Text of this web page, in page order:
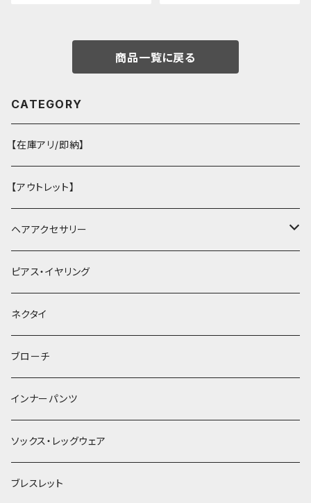
商品一覧に戻る
CATEGORY
【在庫アリ/即納】
【アウトレット】
ヘアアクセサリー
ヘアクリップ
ヘッドドレス・カチューシャ
ヘアゴム
簪
ピアス・イヤリング
ネクタイ
ブローチ
インナーパンツ
ソックス・レッグウェア
ブレスレット